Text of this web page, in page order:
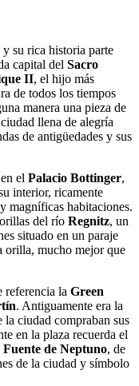
y su rica historia parte
capital del Sacro
II, el hijo más
de todos los tiempos
manera una pieza de
llena de alegría
de antigüedades y sus
el Palacio Bottinger,
interior, ricamente
magníficas habitaciones.
del río Regnitz, un
situado en un paraje
orilla, mucho mejor que
referencia la Green
. Antiguamente era la
la ciudad compraban sus
en la plaza recuerda el
Fuente de Neptuno, de
de la ciudad y símbolo